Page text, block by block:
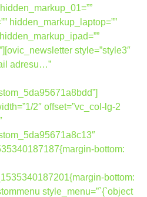
hidden_markup_laptop=””
style=”style3″
adresu…”
2″ offset=”vc_col-lg-2
bottom:
bottom:
style_menu=”`{`object